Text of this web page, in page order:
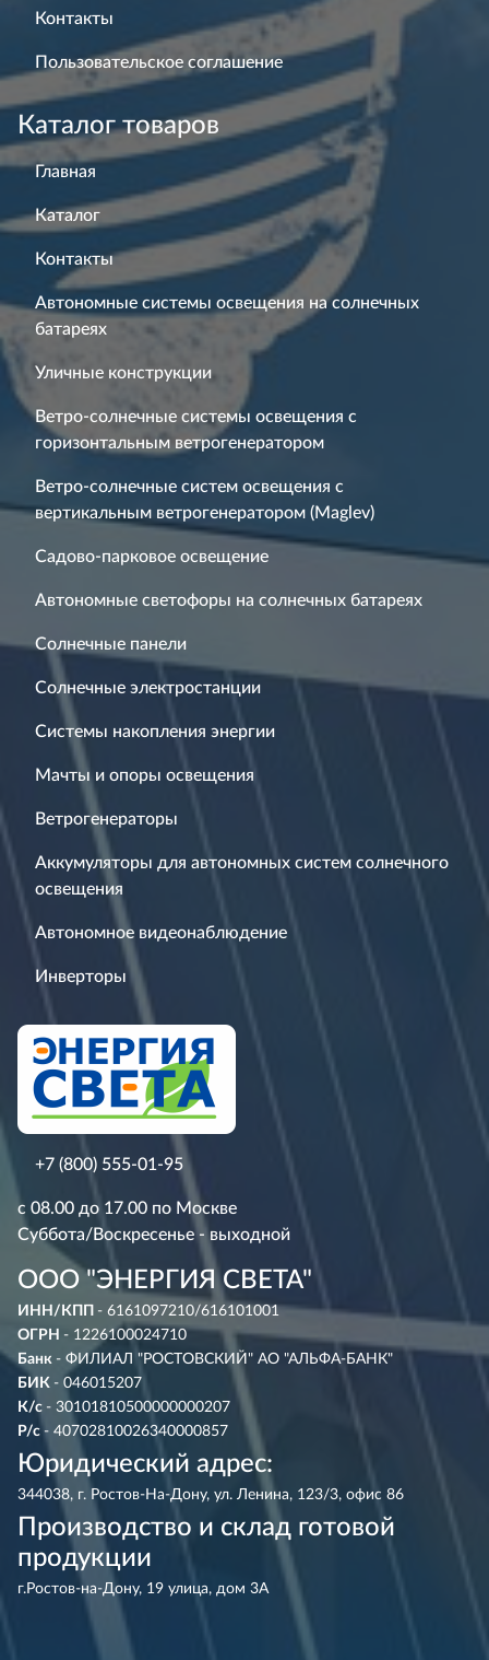
Контакты
Пользовательское соглашение
Каталог товаров
Главная
Каталог
Контакты
Автономные системы освещения на солнечных
батареях
Уличные конструкции
Ветро-солнечные системы освещения с
горизонтальным ветрогенератором
Ветро-солнечные систем освещения с
вертикальным ветрогенератором (Maglev)
Садово-парковое освещение
Автономные светофоры на солнечных батареях
Солнечные панели
Солнечные электростанции
Системы накопления энергии
Мачты и опоры освещения
Ветрогенераторы
Аккумуляторы для автономных систем солнечного
освещения
Автономное видеонаблюдение
Инверторы
+7 (800) 555-01-95
с 08.00 до 17.00 по Москве
Суббота/Воскресенье - выходной
ООО "ЭНЕРГИЯ СВЕТА"
ИНН/КПП - 6161097210/616101001
ОГРН - 1226100024710
Банк - ФИЛИАЛ "РОСТОВСКИЙ" АО "АЛЬФА-БАНК"
БИК - 046015207
К/с - 30101810500000000207
Р/с - 40702810026340000857
Юридический адрес:
344038, г. Ростов-На-Дону, ул. Ленина, 123/3, офис 86
Производство и склад готовой
продукции
г.Ростов-на-Дону, 19 улица, дом 3А